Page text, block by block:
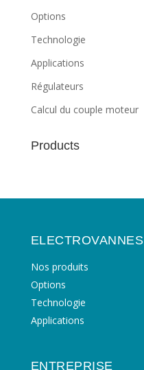
Options
Technologie
Applications
Régulateurs
Calcul du couple moteur
Products
ELECTROVANNES
Nos produits
Options
Technologie
Applications
ENTREPRISE